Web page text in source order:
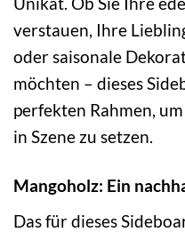
verstauen, Ihre
oder saisonale
möchten – dieses
perfekten Rahmen,
in Szene zu setzen.
Mangoholz: Ein
Das für dieses